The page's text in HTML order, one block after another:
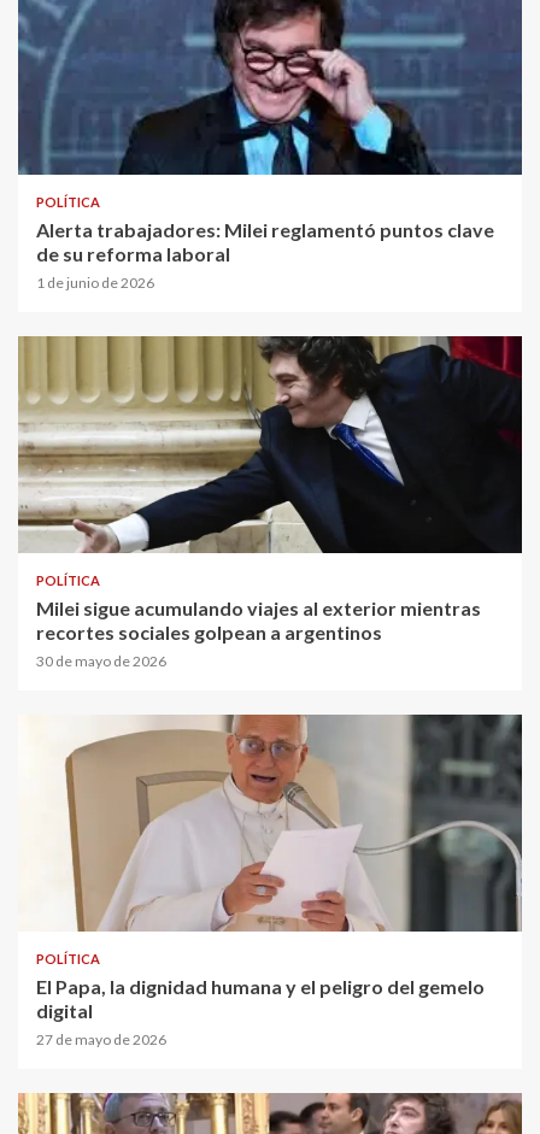
POLÍTICA
Alerta trabajadores: Milei reglamentó puntos clave
de su reforma laboral
1 de junio de 2026
POLÍTICA
Milei sigue acumulando viajes al exterior mientras
recortes sociales golpean a argentinos
30 de mayo de 2026
POLÍTICA
El Papa, la dignidad humana y el peligro del gemelo
digital
27 de mayo de 2026